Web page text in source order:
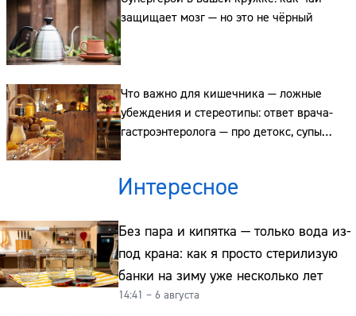
защищает мозг — но это не чёрный
Что важно для кишечника — ложные
убеждения и стереотипы: ответ врача-
гастроэнтеролога — про детокс, супы
и глютен
Интересное
Без пара и кипятка — только вода из-
под крана: как я просто стерилизую
банки на зиму уже несколько лет
14:41 – 6 августа